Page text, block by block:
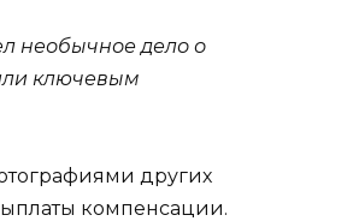
необычное дело о
ключевым
других
компенсации.